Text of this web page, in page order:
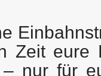
Zeit eure
nur für